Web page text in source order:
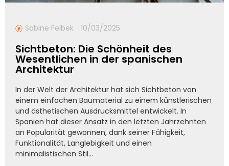
Sabine Felbek 10/03/2025
Sichtbeton: Die Schönheit des
Wesentlichen in der spanischen
Architektur
In der Welt der Architektur hat sich Sichtbeton von
einem einfachen Baumaterial zu einem künstlerischen
und ästhetischen Ausdrucksmittel entwickelt. In
Spanien hat dieser Ansatz in den letzten Jahrzehnten
an Popularität gewonnen, dank seiner Fähigkeit,
Funktionalität, Langlebigkeit und einen
minimalistischen Stil...